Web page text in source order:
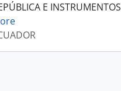
E INSTRUMENTOS